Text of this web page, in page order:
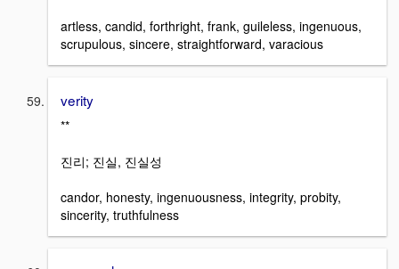
artless, candid, forthright, frank, guileless, ingenuous,
scrupulous, sincere, straightforward, varacious
verity
**
진리; 진실, 진실성
candor, honesty, ingenuousness, integrity, probity,
sincerity, truthfulness